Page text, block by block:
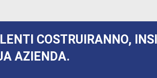
COSTRUIRANNO,
AZIENDA.